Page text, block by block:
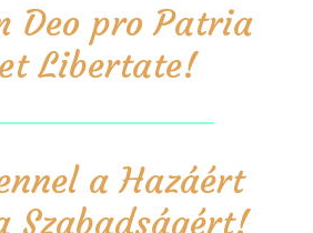
Deo pro Patria
et Libertate!
a Hazáért
Szabadságért!